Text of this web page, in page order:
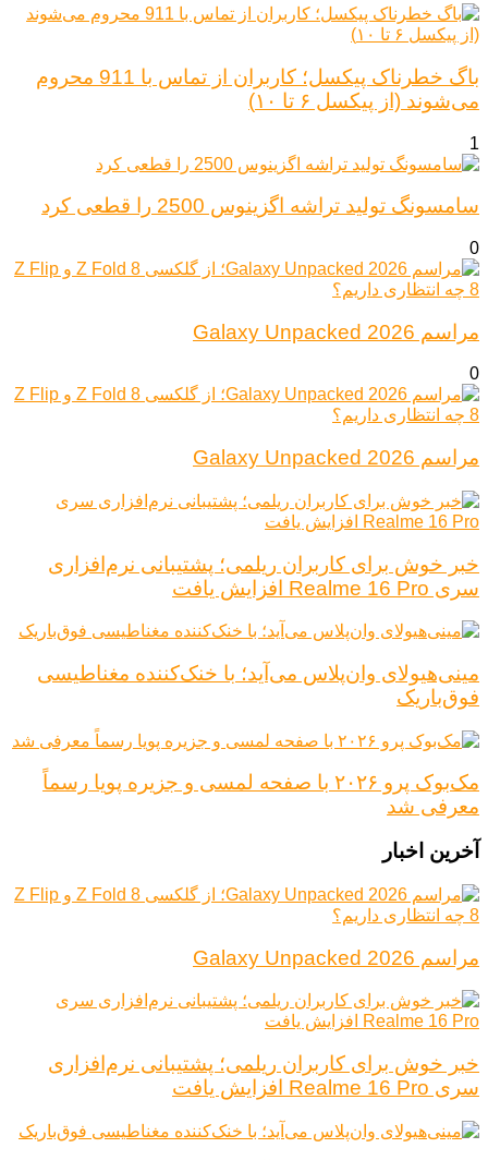
باگ خطرناک پیکسل؛ کاربران از تماس با 911 محروم
می‌شوند (از پیکسل ۶ تا ۱۰)
1
سامسونگ تولید تراشه اگزینوس 2500 را قطعی کرد
0
مراسم Galaxy Unpacked 2026
0
مراسم Galaxy Unpacked 2026
خبر خوش برای کاربران ریلمی؛ پشتیبانی نرم‌افزاری
سری Realme 16 Pro افزایش یافت
مینی‌هیولای وان‌پلاس می‌آید؛ با خنک‌کننده مغناطیسی
فوق‌باریک
مک‌بوک پرو ۲۰۲۶ با صفحه لمسی و جزیره پویا رسماً
معرفی شد
آخرین اخبار
مراسم Galaxy Unpacked 2026
خبر خوش برای کاربران ریلمی؛ پشتیبانی نرم‌افزاری
سری Realme 16 Pro افزایش یافت